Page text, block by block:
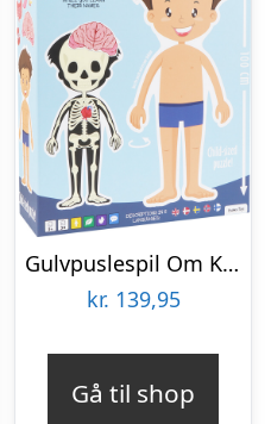
Gulvpuslespil Om Kroppen – Dreng
kr. 139,95
Gå til shop